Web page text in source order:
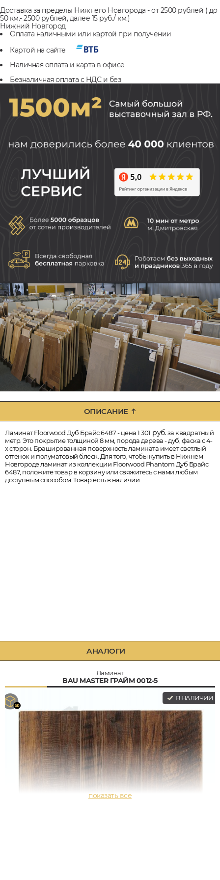
Доставка за пределы Нижнего Новгорода - от 2500 рублей ( до
50 км.- 2500 рублей, далее 15 руб./ км.)
Нижний Новгород
Оплата наличными или картой при получении
Картой на сайте
Наличная оплата и карта в офисе
Безналичная оплата с НДС и без
ОПИСАНИЕ
Ламинат Floorwood Дуб Брайс 6487 - цена 1 301 руб.за квадратный
метр. Это покрытие толщиной 8 мм, порода дерева - дуб, фаска с 4-
х сторон. Брашированная поверхность ламината имеет светлый
оттенок и полуматовый блеск. Для того, чтобы купить в Нижнем
Новгороде ламинат из коллекции Floorwood Phantom Дуб Брайс
6487, положите товар в корзину или свяжитесь с нами любым
доступным способом. Товар есть в наличии.
АНАЛОГИ
Ламинат
BAU MASTER ГРАЙМ 0012-5
В НАЛИЧИИ